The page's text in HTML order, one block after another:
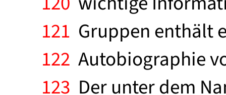
121 Gruppen enthält
122 Autobiographie
123 Der unter dem